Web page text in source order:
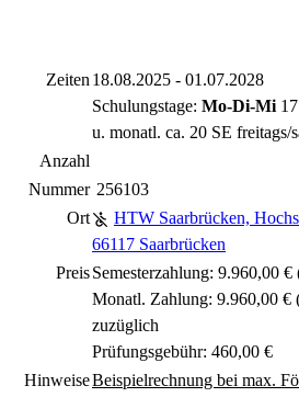
Zeiten 18.08.2025 - 01.07.2028
Schulungstage: Mo-Di-Mi
u. monatl. ca. 20 SE freitags/
Anzahl
Nummer 256103
Ort
HTW Saarbrücken,
66117 Saarbrücken
PreisSemesterzahlung: 9.960,00
Monatl. Zahlung: 9.960,00 €
zuzüglich
Prüfungsgebühr: 460,00 €
HinweiseBeispielrechnung bei max.